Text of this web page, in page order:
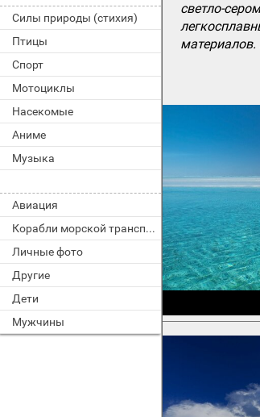
Силы природы (стихия)
Птицы
Спорт
Мотоциклы
Насекомые
Аниме
Музыка
Авиация
Корабли морской транспорт
Личные фото
Другие
Дети
Мужчины
светло-